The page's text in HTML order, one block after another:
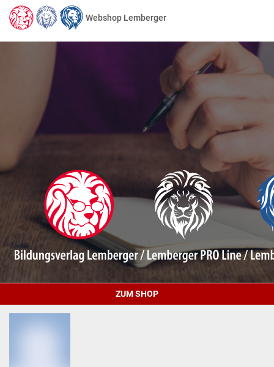
Webshop Lemberger
ZUM SHOP